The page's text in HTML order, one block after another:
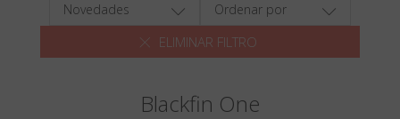
TIENDASNovedades
Ordenar por
ELIMINAR FILTRO
Blackfin One